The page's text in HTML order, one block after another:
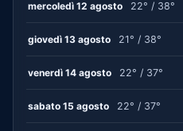
mercoledì 12 agosto 22° / 38°
giovedì 13 agosto 21° / 38°
venerdì 14 agosto 22° / 37°
sabato 15 agosto 22° / 37°